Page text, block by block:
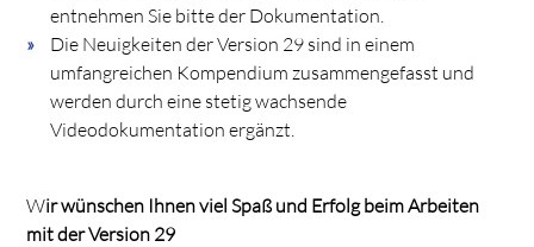
entnehmen Sie bitte der Dokumentation.
Die Neuigkeiten der Version 29 sind in einem
umfangreichen Kompendium zusammengefasst und
werden durch eine stetig wachsende
Videodokumentation ergänzt.
Wir wünschen Ihnen viel Spaß und Erfolg beim Arbeiten
mit der Version 29